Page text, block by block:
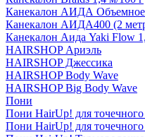
Канекалон АИДА
Канекалон АИДА400 (2
Канекалон Аида Yaki Flow
HAIRSHOP Ариэль
HAIRSHOP Джессика
HAIRSHOP Body Wave
HAIRSHOP Big Body Wave
Пони
Пони HairUp! для
Пони HairUp! для